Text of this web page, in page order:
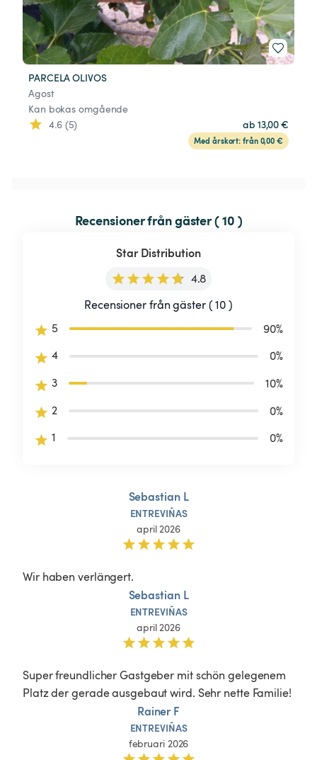
PARCELA OLIVOS
Agost
Kan bokas omgående
4.6 (5)
ab 13,00 €
Med årskort: från 0,00 €
Recensioner från gäster ( 10 )
Star Distribution
4.8
Recensioner från gäster ( 10 )
5
90%
4
0%
3
10%
2
0%
1
0%
Sebastian L
ENTREVIÑAS
april 2026
Wir haben verlängert.
Sebastian L
ENTREVIÑAS
april 2026
Super freundlicher Gastgeber mit schön gelegenem
Platz der gerade ausgebaut wird. Sehr nette Familie!
Rainer F
ENTREVIÑAS
februari 2026